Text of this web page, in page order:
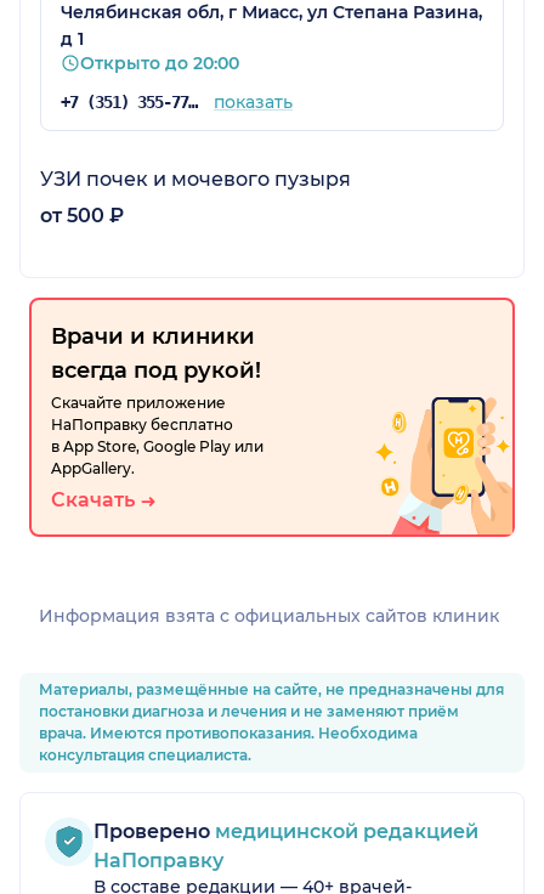
Челябинская обл, г Миасс, ул Степана Разина,
д 1
Открыто до 20:00
+7 (351) 355-77-00 показать
УЗИ почек и мочевого пузыря
от 500 ₽
Врачи и клиники
всегда под рукой!
Скачайте приложение
НаПоправку бесплатно
в App Store, Google Play или
AppGallery.
Скачать
Информация взята c официальных сайтов клиник
Материалы, размещённые на сайте, не предназначены для
постановки диагноза и лечения и не заменяют приём
врача. Имеются противопоказания. Необходима
консультация специалиста.
Проверено медицинской редакцией
НаПоправку
В составе редакции — 40+ врачей-